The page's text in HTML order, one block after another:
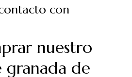
con
nuestro
granada de